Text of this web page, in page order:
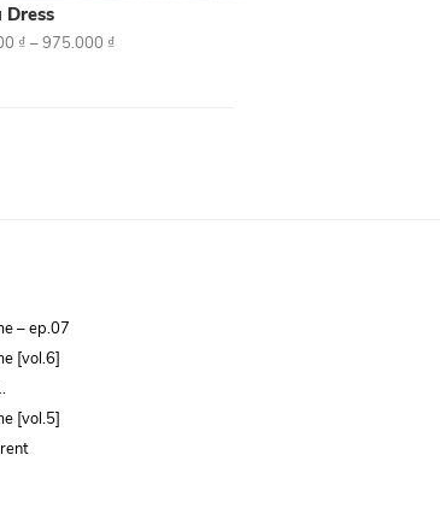
Dress
₫ –975.000 ₫
– ep.07
[vol.6]
[vol.5]